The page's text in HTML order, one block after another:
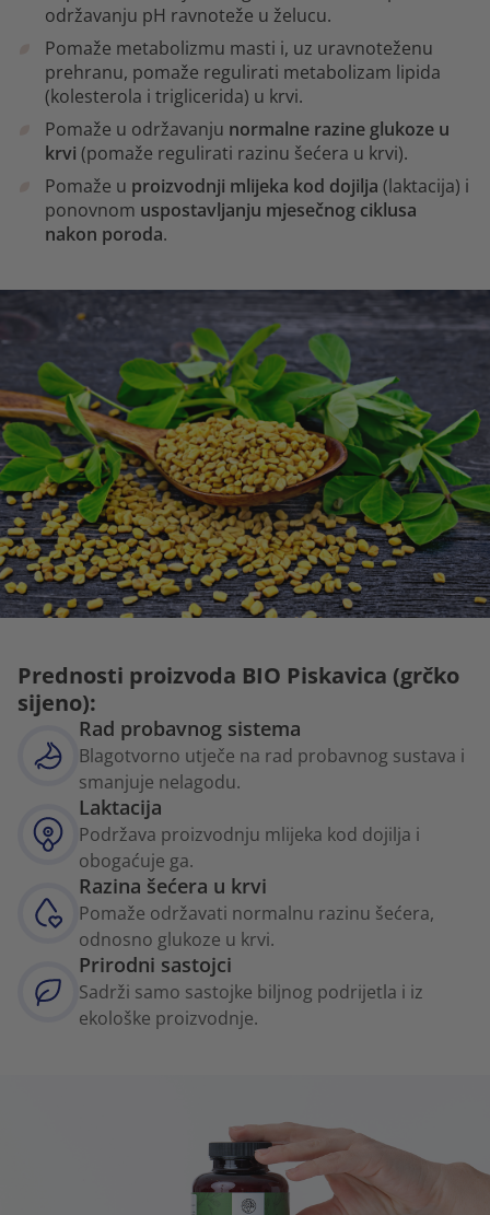
održavanju pH ravnoteže u želucu.
Pomaže metabolizmu masti i, uz uravnoteženu
prehranu, pomaže regulirati metabolizam lipida
(kolesterola i triglicerida) u krvi.
Pomaže u održavanju normalne razine glukoze u
krvi (pomaže regulirati razinu šećera u krvi).
Pomaže u proizvodnji mlijeka kod dojilja (laktacija) i
ponovnom uspostavljanju mjesečnog ciklusa
nakon poroda.
Prednosti proizvoda BIO Piskavica (grčko
sijeno):
Rad probavnog sistema
Blagotvorno utječe na rad probavnog sustava i
smanjuje nelagodu.
Laktacija
Podržava proizvodnju mlijeka kod dojilja i
obogaćuje ga.
Razina šećera u krvi
Pomaže održavati normalnu razinu šećera,
odnosno glukoze u krvi.
Prirodni sastojci
Sadrži samo sastojke biljnog podrijetla i iz
ekološke proizvodnje.